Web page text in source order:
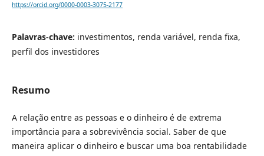
https://orcid.org/0000-0003-3075-2177
Palavras-chave: investimentos, renda variável, renda fixa,
perfil dos investidores
Resumo
A relação entre as pessoas e o dinheiro é de extrema
importância para a sobrevivência social. Saber de que
maneira aplicar o dinheiro e buscar uma boa rentabilidade